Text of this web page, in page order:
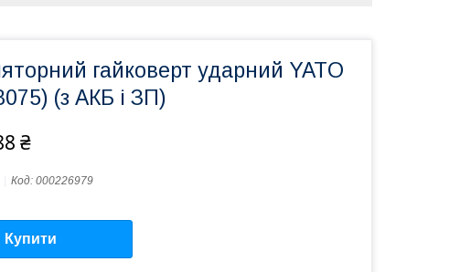
гайковерт ударний YATO
(з АКБ і ЗП)
₴
Код: 000226979
Купити